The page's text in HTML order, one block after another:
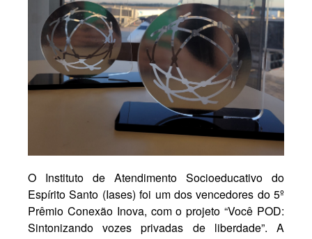
O Instituto de Atendimento Socioeducativo do
Espírito Santo (Iases) foi um dos vencedores do 5º
Prêmio Conexão Inova, com o projeto “Você POD:
Sintonizando vozes privadas de liberdade”. A